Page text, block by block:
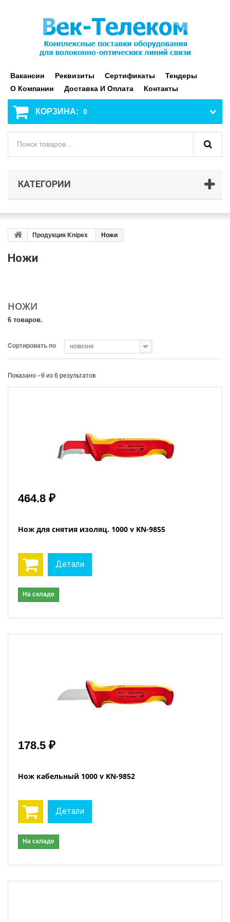
Вакансии Реквизиты Сертификаты
Тендеры
О Компании
Доставка И Оплата Контакты
КОРЗИНА: 0
КАТЕГОРИИ
Продукция Knipex Ножи
Ножи
НОЖИ
6 товаров.
Сортировать по новизне
Показано –9 из 6 результатов
464.8 ₽
Нож для снятия изоляц. 1000 v KN-9855
Детали
На складе
178.5 ₽
Нож кабельный 1000 v KN-9852
Детали
На складе